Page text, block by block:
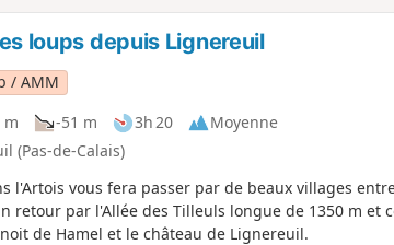
loups depuis Lignereuil
/ AMM
m -51 m 3h 20
Moyenne
(Pas-de-Calais)
l'Artois vous fera passer par de beaux villages
retour par l'Allée des Tilleuls longue de 1350 m et
de Hamel et le château de Lignereuil.